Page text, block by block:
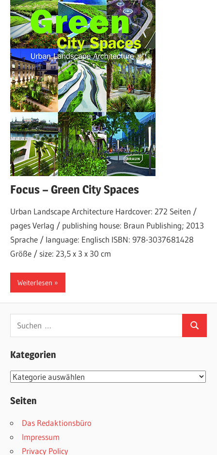
Focus – Green City Spaces
Urban Landscape Architecture Hardcover: 272 Seiten /
pages Verlag / publishing house: Braun Publishing; 2013
Sprache / language: Englisch ISBN: 978-3037681428
Größe / size: 23,5 x 3 x 30 cm
Weiterlesen
Suchen
nach:
Suchen
Kategorien
Kategorien
Seiten
Das Redaktionsbüro
Impressum
Privacy Policy